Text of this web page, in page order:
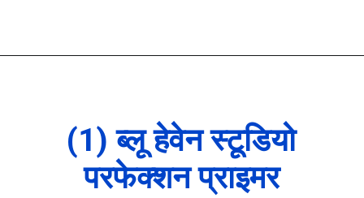
(1) ब्लू हेवेन स्टूडियो
परफेक्शन प्राइमर